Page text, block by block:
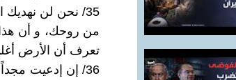
35/ نحن لن
من روحك، و أن
تعرف أن الأرض
36/ إن إدعيت